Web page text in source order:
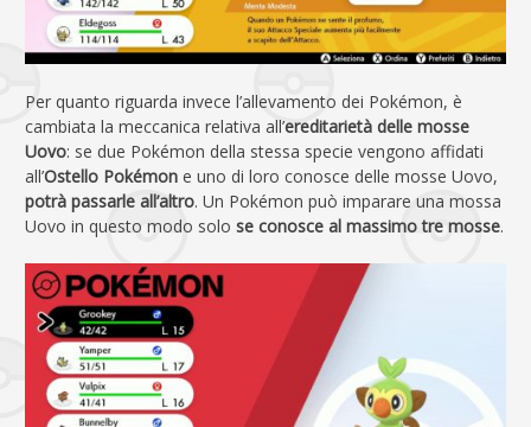
Per quanto riguarda invece l’allevamento dei Pokémon, è
cambiata la meccanica relativa all’ereditarietà delle mosse
Uovo: se due Pokémon della stessa specie vengono affidati
all’Ostello Pokémon e uno di loro conosce delle mosse Uovo,
potrà passarle all’altro. Un Pokémon può imparare una mossa
Uovo in questo modo solo se conosce al massimo tre mosse.